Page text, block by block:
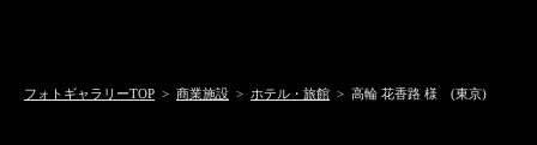
フォトギャラリーTOP > 商業施設 > ホテル・旅館 > 高輪 花香路 様 (東京)